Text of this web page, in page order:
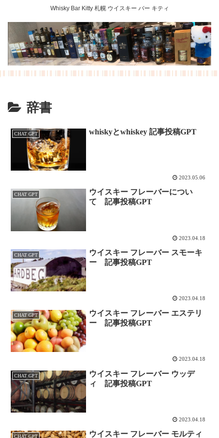
Whisky Bar Kitty 札幌 ウイスキー バー キティ
辞書
CHAT GPT whiskyとwhiskey 記事投稿GPT
2023.05.06
CHAT GPT
ウイスキー フレーバーについ
て 記事投稿GPT
2023.04.18
CHAT GPT
ウイスキー フレーバー スモーキ
ー 記事投稿GPT
2023.04.18
CHAT GPT
ウイスキー フレーバー エステリ
ー 記事投稿GPT
2023.04.18
CHAT GPT
ウイスキー フレーバー ウッデ
ィ 記事投稿GPT
2023.04.18
CHAT GPT ウイスキー フレーバー モルティ